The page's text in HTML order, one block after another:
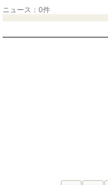
ニュース：0件